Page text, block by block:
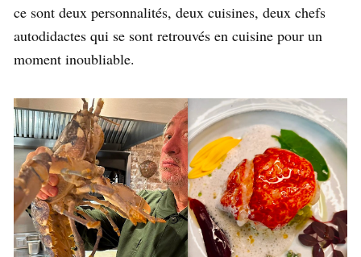
ce sont deux personnalités, deux cuisines, deux chefs
autodidactes qui se sont retrouvés en cuisine pour un
moment inoubliable.